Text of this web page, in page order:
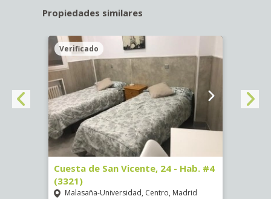
Propiedades similares
Verificado
Cuesta de San Vicente, 24 - Hab. #4
(3321)
Malasaña-Universidad, Centro, Madrid